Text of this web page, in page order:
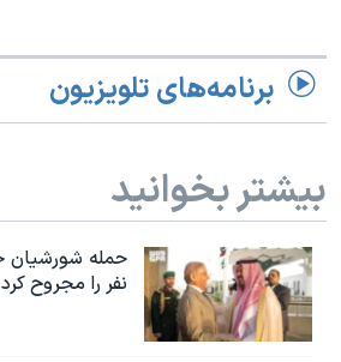
همایش محافظه‌کاران آمریکا «سی‌پک»
سفر پرزیدنت ترامپ به چین
برنامه‌های تلویزیون
بیشتر بخوانید
نفر را مجروح کرد